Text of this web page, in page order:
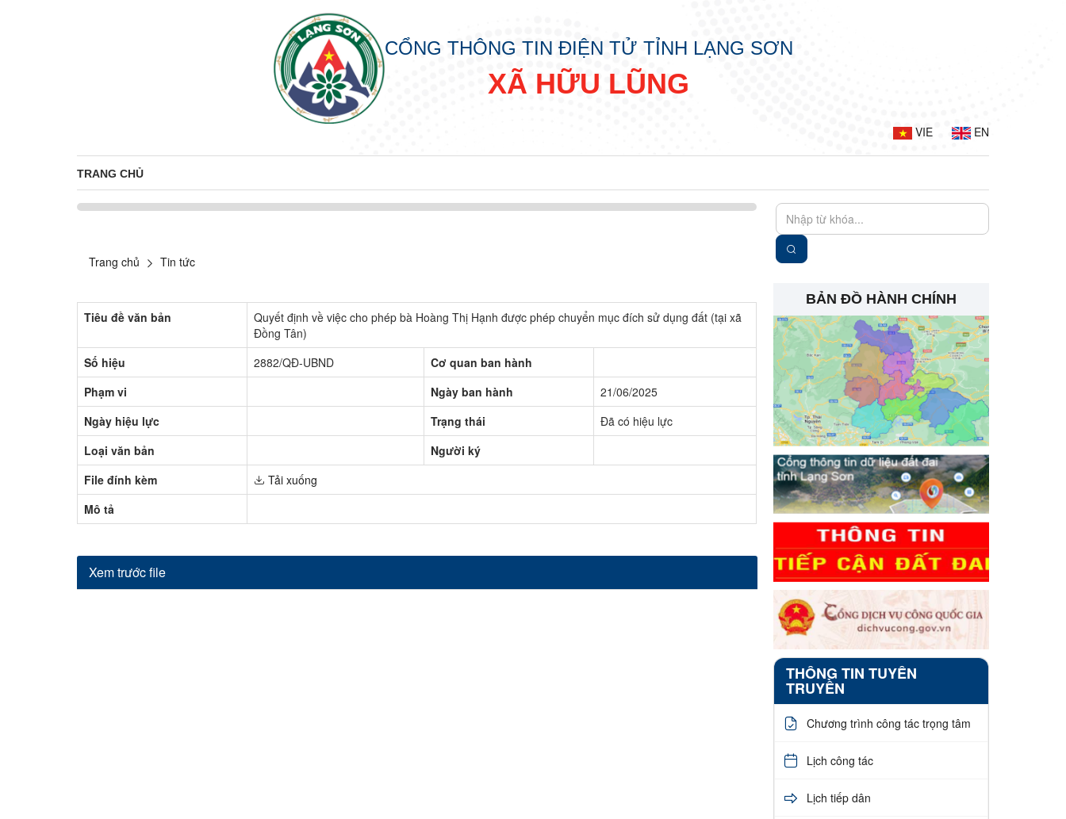
CỔNG THÔNG TIN ĐIỆN TỬ TỈNH LẠNG SƠN
XÃ HỮU LŨNG
VIE EN
TRANG CHỦ
Trang chủ Tin tức
Tiêu đề văn bản
Quyết định về việc cho phép bà Hoàng Thị Hạnh được phép chuyển mục đích sử dụng đất (tại xã
Đồng Tân)
Số hiệu
2882/QĐ-UBND
Cơ quan ban hành
Phạm vi
Ngày ban hành
21/06/2025
Ngày hiệu lực
Trạng thái
Đã có hiệu lực
Loại văn bản
Người ký
File đính kèm
Tải xuống
Mô tả
Xem trước file
BẢN ĐỒ HÀNH CHÍNH
THÔNG TIN TUYÊN
TRUYỀN
Chương trình công tác trọng tâm
Lịch công tác
Lịch tiếp dân